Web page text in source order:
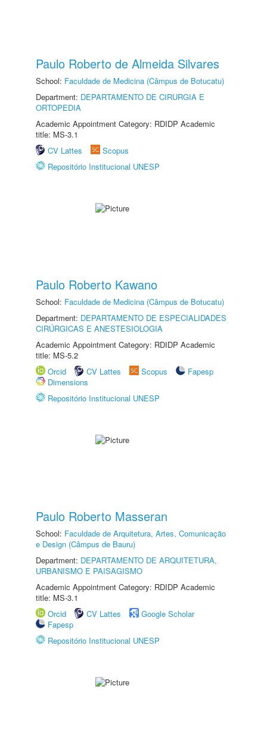
Paulo Roberto de Almeida Silvares
School: Faculdade de Medicina (Câmpus de Botucatu)
Department: DEPARTAMENTO DE CIRURGIA E
ORTOPEDIA
Academic Appointment Category: RDIDP Academic
title: MS-3.1
CV Lattes
Scopus
Repositório Institucional UNESP
Paulo Roberto Kawano
School: Faculdade de Medicina (Câmpus de Botucatu)
Department: DEPARTAMENTO DE ESPECIALIDADES
CIRÚRGICAS E ANESTESIOLOGIA
Academic Appointment Category: RDIDP Academic
title: MS-5.2
Orcid
CV Lattes Scopus
Fapesp
Dimensions
Repositório Institucional UNESP
Paulo Roberto Masseran
School: Faculdade de Arquitetura, Artes, Comunicação
e Design (Câmpus de Bauru)
Department: DEPARTAMENTO DE ARQUITETURA,
URBANISMO E PAISAGISMO
Academic Appointment Category: RDIDP Academic
title: MS-3.1
Orcid
CV Lattes
Google Scholar
Fapesp
Repositório Institucional UNESP